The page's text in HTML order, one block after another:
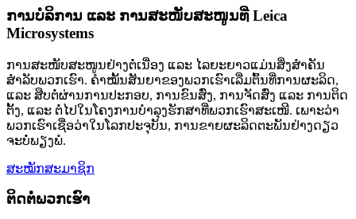
ການບໍລິການ ແລະ ການສະໜັບສະໜູນທີ່ Leica
Microsystems
ການສະໜັບສະໜູນຢ່າງຕໍ່ເນື່ອງ ແລະ ໄລຍະຍາວແມ່ນສິ່ງສຳຄັນ
ສຳລັບພວກເຮົາ. ຄຳໝັ້ນສັນຍາຂອງພວກເຮົາເລີ່ມຕົ້ນທີ່ການຜະລິດ,
ແລະ ສືບຕໍ່ຜ່ານການປະກອບ, ການຂົນສົ່ງ, ການຈັດສົ່ງ ແລະ ການຕິດ
ຕັ້ງ, ແລະ ຕໍ່ໄປໃນໂຄງການບຳລຸງຮັກສາທີ່ພວກເຮົາສະເໜີ. ເພາະວ່າ
ພວກເຮົາເຊື່ອວ່າໃນໂລກປະຈຸບັນ, ການຂາຍຜະລິດຕະພັນຢ່າງດຽວ
ຈະບໍ່ພຽງພໍ.
ສະໝັກສະມາຊິກ
ຕິດຕໍ່ພວກເຮົາ